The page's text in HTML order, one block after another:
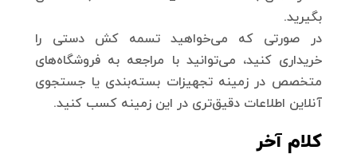
بگیرید.
در صورتی که می‌خواهید تسمه کش دستی را
خریداری کنید، می‌توانید با مراجعه به فروشگاه‌های
متخصص در زمینه تجهیزات بسته‌بندی یا جستجوی
آنلاین اطلاعات دقیق‌تری در این زمینه کسب کنید.
کلام آخر